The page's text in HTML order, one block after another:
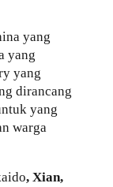
yang
yang
yang
dirancang
yang
warga
, Xian,